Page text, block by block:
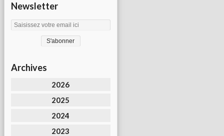
Newsletter
Archives
2026
2025
2024
2023